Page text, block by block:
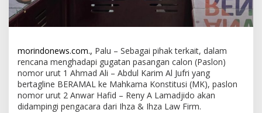
morindonews.com., Palu – Sebagai pihak terkait, dalam
rencana menghadapi gugatan pasangan calon (Paslon)
nomor urut 1 Ahmad Ali – Abdul Karim Al Jufri yang
bertagline BERAMAL ke Mahkama Konstitusi (MK), paslon
nomor urut 2 Anwar Hafid – Reny A Lamadjido akan
didampingi pengacara dari Ihza & Ihza Law Firm.